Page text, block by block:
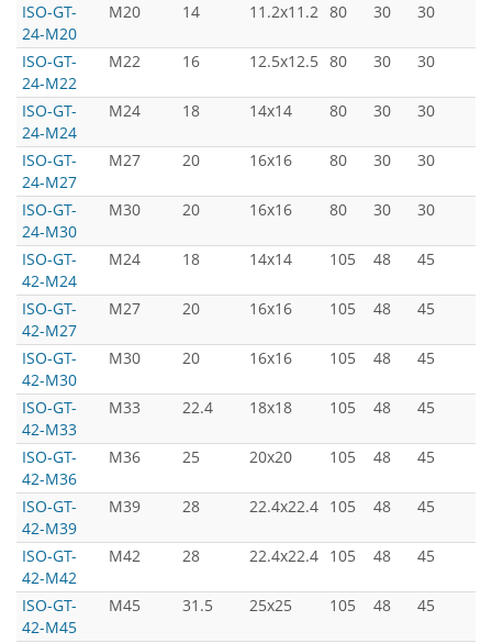
ISO-GT-
24-M20
M20 14 11.2x11.2 80 30 30
ISO-GT-
24-M22
M22 16 12.5x12.5 80 30 30
ISO-GT-
24-M24
M24 18 14x14 80 30 30
ISO-GT-
24-M27
M27 20 16x16 80 30 30
ISO-GT-
24-M30
M30 20 16x16 80 30 30
ISO-GT-
42-M24
M24 18 14x14 105 48 45
ISO-GT-
42-M27
M27 20 16x16 105 48 45
ISO-GT-
42-M30
M30 20 16x16 105 48 45
ISO-GT-
42-M33
M33 22.4 18x18 105 48 45
ISO-GT-
42-M36
M36 25 20x20 105 48 45
ISO-GT-
42-M39
M39 28 22.4x22.4 105 48 45
ISO-GT-
42-M42
M42 28 22.4x22.4 105 48 45
ISO-GT-
42-M45
M45 31.5 25x25 105 48 45